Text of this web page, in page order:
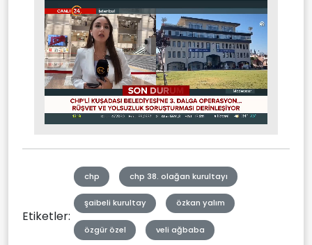
Mute Stream
Etiketler:
chp chp 38. olağan kurultayı
şaibeli kurultay özkan yalım
özgür özel veli ağbaba